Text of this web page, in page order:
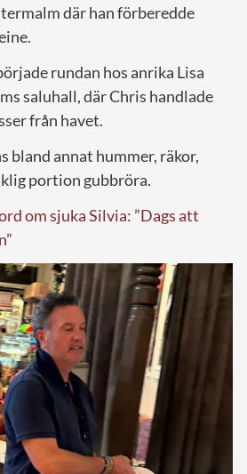
där han förberedde
rundan hos anrika Lisa
saluhall, där Chris handlade
från havet.
bland annat hummer, räkor,
portion gubbröra.
om sjuka Silvia: ”Dags att